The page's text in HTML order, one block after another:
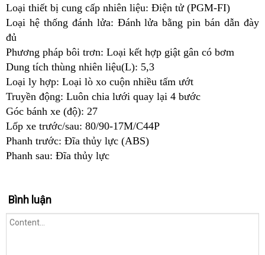
Loại thiết bị cung cấp nhiên liệu: Điện tử (PGM-FI)
Loại hệ thống đánh lửa: Đánh lửa bằng pin bán dẫn đày
đủ
Phương pháp bôi trơn: Loại kết hợp giật gân có bơm
Dung tích thùng nhiên liệu(L): 5,3
Loại ly hợp: Loại lò xo cuộn nhiều tấm ướt
Truyền động: Luôn chia lưới quay lại 4 bước
Góc bánh xe (độ): 27
Lốp xe trước/sau: 80/90-17M/C44P
Phanh trước: Đĩa thủy lực (ABS)
Phanh sau: Đĩa thủy lực
Bình luận